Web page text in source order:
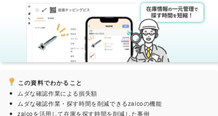
この資料でわかること
ムダな確認作業による損失額
ムダな確認作業・探す時間を削減できるzaicoの機能
zaicoを活用して在庫を探す時間を削減した事例